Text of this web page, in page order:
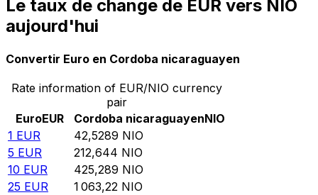
Le taux de change de EUR vers NIO
aujourd'hui
Convertir Euro en Cordoba nicaraguayen
Rate information of EUR/NIO currency
pair
EuroEUR Cordoba nicaraguayenNIO
1 EUR 42,5289 NIO
5 EUR 212,644 NIO
10 EUR 425,289 NIO
25 EUR 1 063,22 NIO